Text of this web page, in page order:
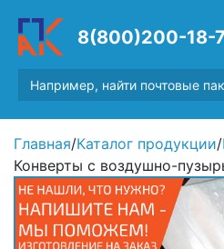
8(800)200-18-
Главная/Каталог продукции/
Конверты с воздушно-